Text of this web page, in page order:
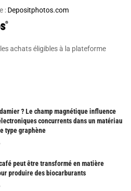
: Depositphotos.com
achats éligibles à la plateforme
? Le champ magnétique influence
concurrents dans un matériau
type graphène
peut être transformé en matière
produire des biocarburants